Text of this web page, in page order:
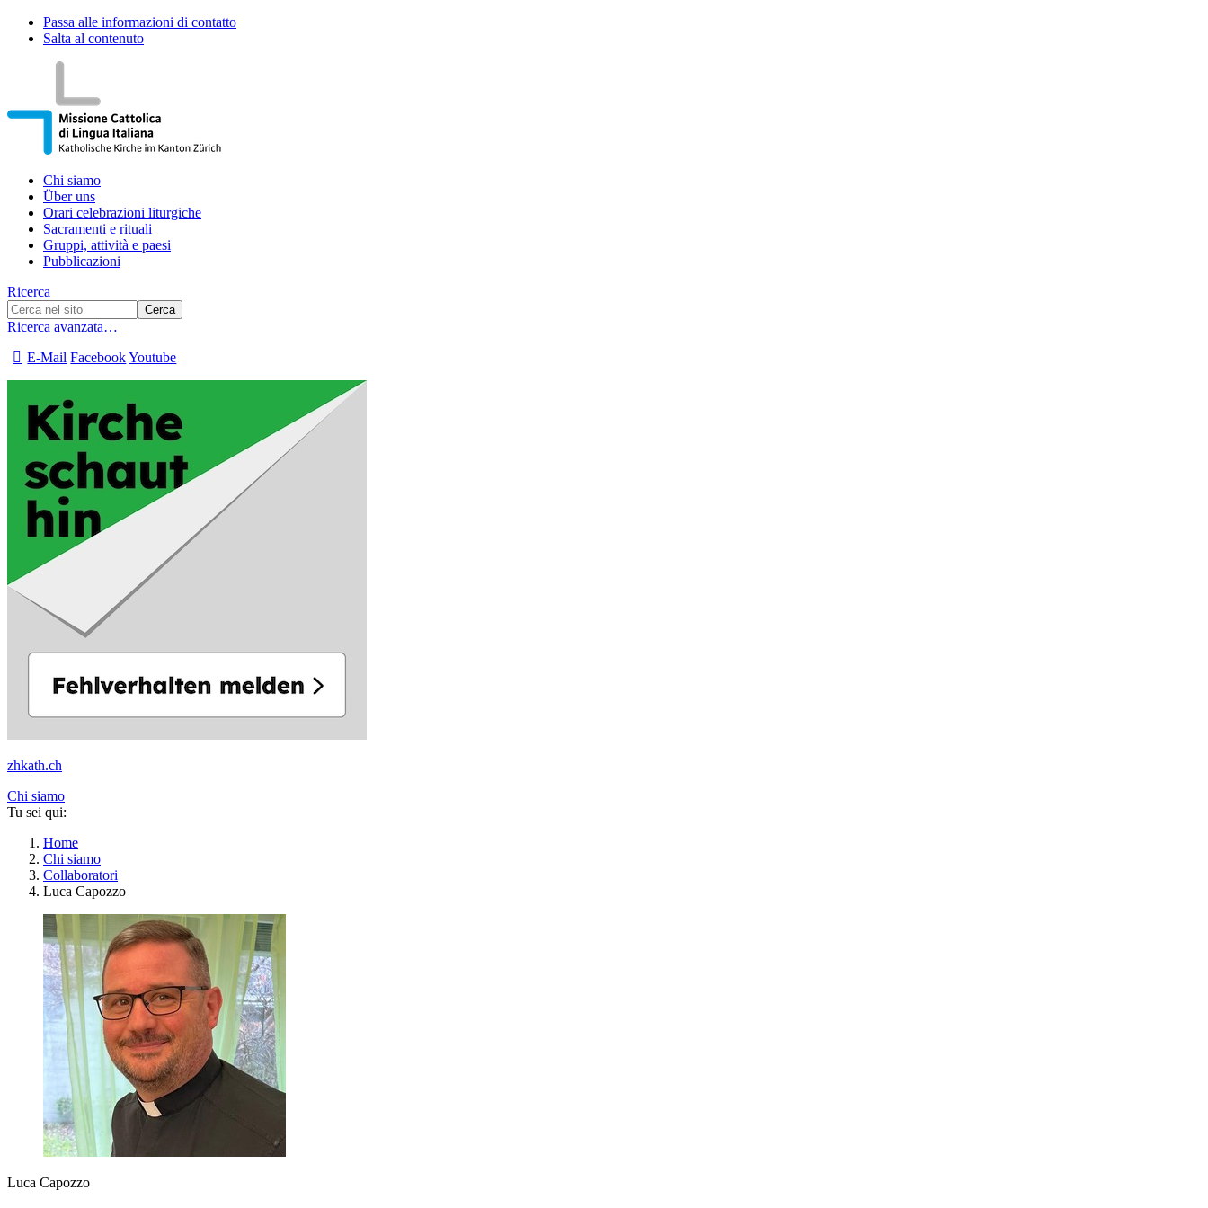
Passa alle informazioni di contatto
Salta al contenuto
Chi siamo
Über uns
Orari celebrazioni liturgiche
Sacramenti e rituali
Gruppi, attività e paesi
Pubblicazioni
Ricerca
Ricerca avanzata…
E-Mail FacebookYoutube
zhkath.ch
Chi siamo
Tu sei qui:
Home
Chi siamo
Collaboratori
Luca Capozzo
Luca Capozzo